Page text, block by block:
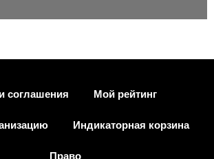
соглашения Мой рейтинг
Индикаторная корзина
Право